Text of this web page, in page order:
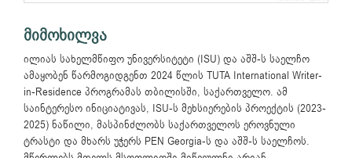
მიმოხილვა
ილიას სახელმწიფო უნივერსიტეტი (ISU) და აშშ-ს საელჩო
ამაყობენ წარმოგიდგენთ 2024 წლის TUTA International Writer-
in-Residence პროგრამას თბილისში, საქართველო. ამ
საინტერესო ინიციატივას, ISU-ს მეხსიერების პროექტის (2023-
2025) ნაწილი, მასპინძლობს საქართველოს ეროვნული
ტრასტი და მხარს უჭერს PEN Georgia-ს და აშშ-ს საელჩოს.